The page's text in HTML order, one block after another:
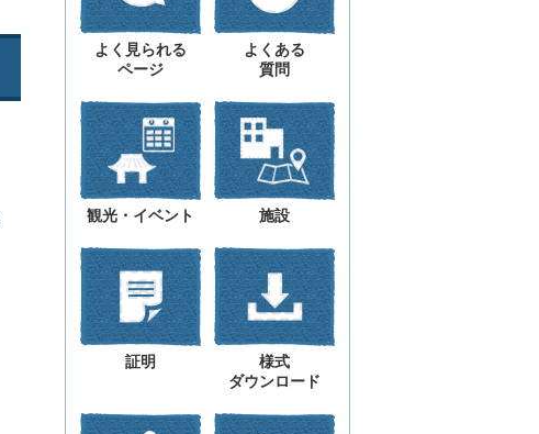
よく見られる
ページ
よくある
質問
観光・イベント 施設
証明
様式
ダウンロード